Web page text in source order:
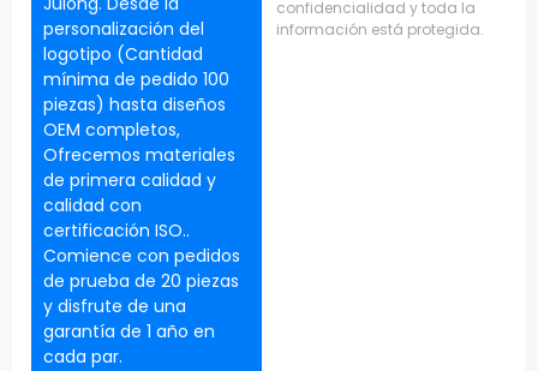
confidencialidad y toda la
información está protegida.
personalización del
logotipo (Cantidad
mínima de pedido 100
piezas) hasta diseños
OEM completos,
Ofrecemos materiales
de primera calidad y
calidad con
certificación ISO..
Comience con pedidos
de prueba de 20 piezas
y disfrute de una
garantía de 1 año en
cada par.